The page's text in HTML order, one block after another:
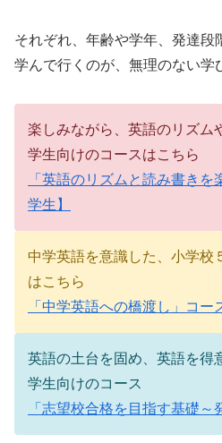
それぞれ、年齢や学年、発達段
学んで行くのが、無理のない学
楽しみながら、英語のリズム
学生向けのコースはこちら
「英語のリズムと読み書き
学生】
中学英語を意識した、小学校
はこちら
「中学英語への橋渡し」コー
英語の土台を固め、英語を得
学生向けのコース
「志望校合格を目指す基礎～